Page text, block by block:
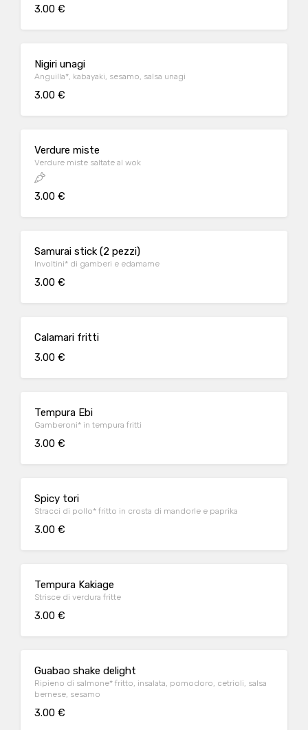
3.00 €
Nigiri unagi
Anguilla*, kabayaki, sesamo, salsa unagi
3.00 €
Verdure miste
Verdure miste saltate al wok
3.00 €
Samurai stick (2 pezzi)
Involtini* di gamberi e edamame
3.00 €
Calamari fritti
3.00 €
Tempura Ebi
Gamberoni* in tempura fritti
3.00 €
Spicy tori
Stracci di pollo* fritto in crosta di mandorle e paprika
3.00 €
Tempura Kakiage
Strisce di verdura fritte
3.00 €
Guabao shake delight
Ripieno di salmone* fritto, insalata, pomodoro, cetrioli, salsa
bernese, sesamo
3.00 €